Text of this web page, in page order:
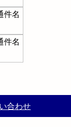
件名
件名
合わせ